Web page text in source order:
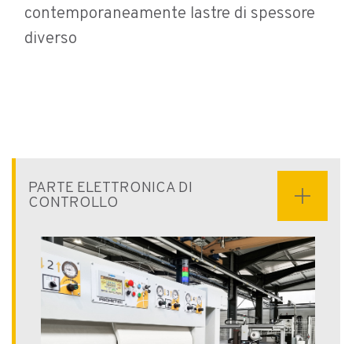
contemporaneamente lastre di spessore
diverso
PARTE ELETTRONICA DI
CONTROLLO